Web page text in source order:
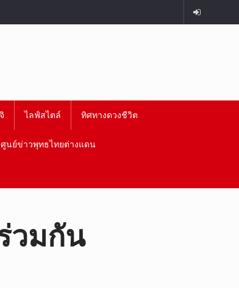
ไลฟ์สไตล์ ทิศทางดวงชีวิต
ศูนย์ข่าวพุทธไทยต่างแดน
วมกัน